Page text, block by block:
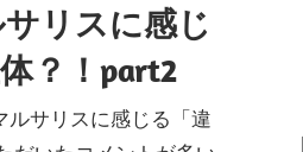
リスに感じ
？！part2
ルサリスに感じる「違